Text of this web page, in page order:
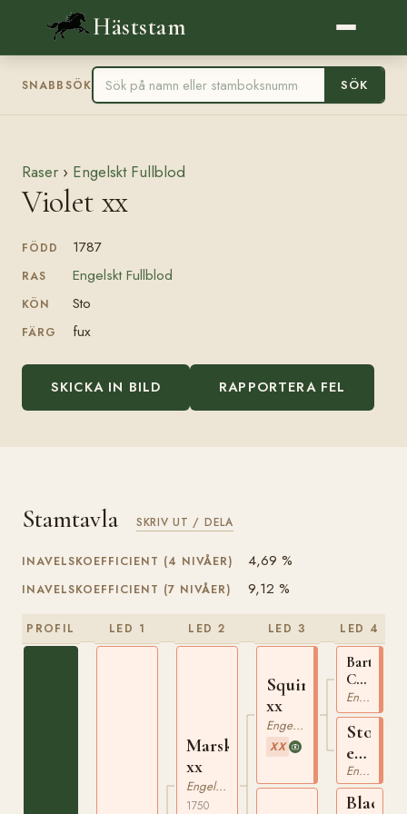
Häststam
SNABBSÖK SÖK
Raser › Engelskt Fullblod
Violet xx
FÖDD 1787
RAS Engelskt Fullblod
KÖN Sto
FÄRG fux
SKICKA IN BILD RAPPORTERA FEL
Stamtavla SKRIV UT / DELA
INAVELSKOEFFICIENT (4 NIVÅER) 4,69 %
INAVELSKOEFFICIENT (7 NIVÅER) 9,12 %
PROFIL LED 1 LED 2
Marske
xx
Engelskt Fullblod
1750
LED 3
Squirt
xx
Engelskt Fullblod
XX
LED 4
Bartlet's
Childers
xxEngelskt Fullblod
Sto
e
Snake
xx
Engelskt Fullblod